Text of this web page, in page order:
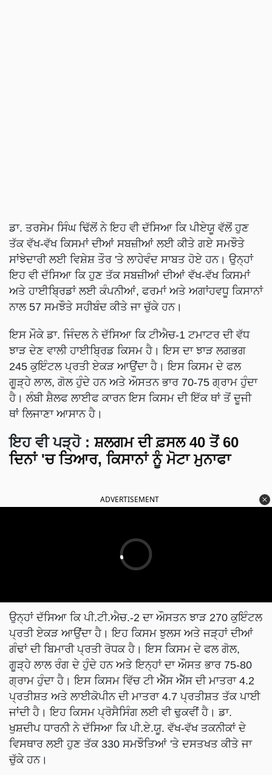
ਡਾ. ਤਰਸੇਮ ਸਿੰਘ ਢਿੱਲੋਂ ਨੇ ਇਹ ਵੀ ਦੱਸਿਆ ਕਿ ਪੀਏਯੂ ਵੱਲੋਂ ਹੁਣ
ਤੱਕ ਵੱਖ-ਵੱਖ ਕਿਸਮਾਂ ਦੀਆਂ ਸਬਜ਼ੀਆਂ ਲਈ ਕੀਤੇ ਗਏ ਸਮਝੌਤੇ
ਸਾਂਝੇਦਾਰੀ ਲਈ ਵਿਸ਼ੇਸ਼ ਤੌਰ 'ਤੇ ਲਾਹੇਵੰਦ ਸਾਬਤ ਹੋਏ ਹਨ। ਉਨ੍ਹਾਂ
ਇਹ ਵੀ ਦੱਸਿਆ ਕਿ ਹੁਣ ਤੱਕ ਸਬਜ਼ੀਆਂ ਦੀਆਂ ਵੱਖ-ਵੱਖ ਕਿਸਮਾਂ
ਅਤੇ ਹਾਈਬ੍ਰਿਡਾਂ ਲਈ ਕੰਪਨੀਆਂ, ਫਰਮਾਂ ਅਤੇ ਅਗਾਂਹਵਧੂ ਕਿਸਾਨਾਂ
ਨਾਲ 57 ਸਮਝੌਤੇ ਸਹੀਬੰਦ ਕੀਤੇ ਜਾ ਚੁੱਕੇ ਹਨ।
ਇਸ ਮੌਕੇ ਡਾ. ਜਿੰਦਲ ਨੇ ਦੱਸਿਆ ਕਿ ਟੀਐਚ-1 ਟਮਾਟਰ ਦੀ ਵੱਧ
ਝਾੜ ਦੇਣ ਵਾਲੀ ਹਾਈਬ੍ਰਿਡ ਕਿਸਮ ਹੈ। ਇਸ ਦਾ ਝਾੜ ਲਗਭਗ
245 ਕੁਇੰਟਲ ਪ੍ਰਤੀ ਏਕੜ ਆਉਂਦਾ ਹੈ। ਇਸ ਕਿਸਮ ਦੇ ਫਲ
ਗੂੜ੍ਹੇ ਲਾਲ, ਗੋਲ ਹੁੰਦੇ ਹਨ ਅਤੇ ਔਸਤਨ ਭਾਰ 70-75 ਗ੍ਰਾਮ ਹੁੰਦਾ
ਹੈ। ਲੰਬੀ ਸ਼ੈਲਫ ਲਾਈਫ ਕਾਰਨ ਇਸ ਕਿਸਮ ਦੀ ਇੱਕ ਥਾਂ ਤੋਂ ਦੂਜੀ
ਥਾਂ ਲਿਜਾਣਾ ਆਸਾਨ ਹੈ।
ਇਹ ਵੀ ਪੜ੍ਹੋ : ਸ਼ਲਗਮ ਦੀ ਫ਼ਸਲ 40 ਤੋਂ 60
ਦਿਨਾਂ 'ਚ ਤਿਆਰ, ਕਿਸਾਨਾਂ ਨੂੰ ਮੋਟਾ ਮੁਨਾਫਾ
ਪ੍ਰਤੀ ਏਕੜ ਆਉਂਦਾ ਹੈ। ਇਹ ਕਿਸਮ ਝੁਲਸ ਅਤੇ ਜੜ੍ਹਾਂ ਦੀਆਂ
ਗੰਢਾਂ ਦੀ ਬਿਮਾਰੀ ਪ੍ਰਤੀ ਰੋਧਕ ਹੈ। ਇਸ ਕਿਸਮ ਦੇ ਫਲ ਗੋਲ,
ਗੂੜ੍ਹੇ ਲਾਲ ਰੰਗ ਦੇ ਹੁੰਦੇ ਹਨ ਅਤੇ ਇਨ੍ਹਾਂ ਦਾ ਔਸਤ ਭਾਰ 75-80
ਗ੍ਰਾਮ ਹੁੰਦਾ ਹੈ। ਇਸ ਕਿਸਮ ਵਿੱਚ ਟੀ ਐੱਸ ਐੱਸ ਦੀ ਮਾਤਰਾ 4.2
ਪ੍ਰਤੀਸ਼ਤ ਅਤੇ ਲਾਈਕੋਪੀਨ ਦੀ ਮਾਤਰਾ 4.7 ਪ੍ਰਤੀਸ਼ਤ ਤੱਕ ਪਾਈ
ਜਾਂਦੀ ਹੈ। ਇਹ ਕਿਸਮ ਪ੍ਰੋਸੈਸਿੰਗ ਲਈ ਵੀ ਢੁਕਵੀਂ ਹੈ। ਡਾ.
ਖੁਸ਼ਦੀਪ ਧਾਰਨੀ ਨੇ ਦੱਸਿਆ ਕਿ ਪੀ.ਏ.ਯੂ. ਵੱਖ-ਵੱਖ ਤਕਨੀਕਾਂ ਦੇ
ਵਿਸਥਾਰ ਲਈ ਹੁਣ ਤੱਕ 330 ਸਮਝੌਤਿਆਂ 'ਤੇ ਦਸਤਖਤ ਕੀਤੇ ਜਾ
ਚੁੱਕੇ ਹਨ।
ਸਰੋਤ: